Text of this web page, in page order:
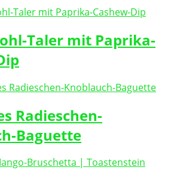
Taler mit Paprika-
Radieschen-
Baguette